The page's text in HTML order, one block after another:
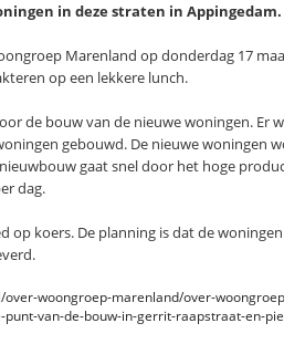
in deze straten in Appingedam.
Marenland op donderdag 17
op een lekkere lunch.
de bouw van de nieuwe woningen. Er
gebouwd. De nieuwe woningen
gaat snel door het hoge
dag.
op koers. De planning is dat de
woongroep-marenland/over-
van-de-bouw-in-gerrit-raapstraat-en-